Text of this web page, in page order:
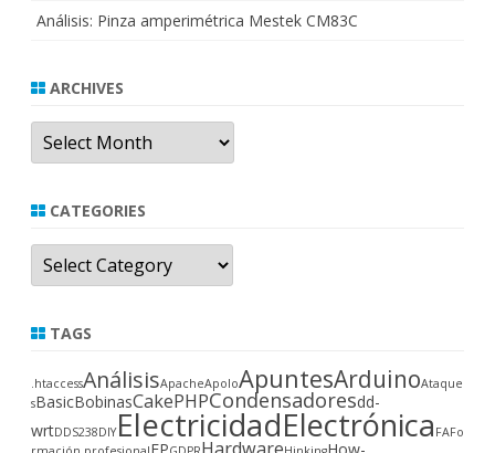
Análisis: Pinza amperimétrica Mestek CM83C
ARCHIVES
Archives
CATEGORIES
Categories
TAGS
.htaccessAnálisisApacheApoloApuntesArduinoAtaque
sBasicBobinasCakePHPCondensadoresdd-
wrtDDS238DIYElectricidadElectrónica FAFo